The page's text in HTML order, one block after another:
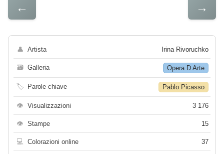
← →
👤 Artista Irina Rivoruchko
🗃 Galleria Opera D Arte
🏷 Parole chiave Pablo Picasso
👁 Visualizzazioni 3 176
👁 Stampe 15
💻 Colorazioni online 37